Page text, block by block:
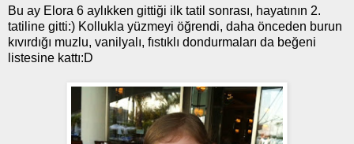
Bu ay Elora 6 aylıkken gittiği ilk tatil sonrası, hayatının 2.
tatiline gitti:) Kollukla yüzmeyi öğrendi, daha önceden burun
kıvırdığı muzlu, vanilyalı, fıstıklı dondurmaları da beğeni
listesine kattı:D